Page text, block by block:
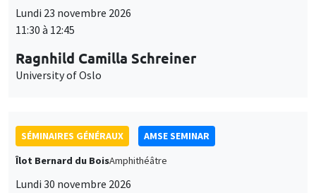
Lundi 23 novembre 2026
11:30 à 12:45
Ragnhild Camilla Schreiner
University of Oslo
SÉMINAIRES GÉNÉRAUX
AMSE SEMINAR
Îlot Bernard du BoisAmphithéâtre
Lundi 30 novembre 2026